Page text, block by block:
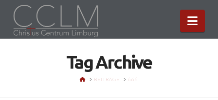
Tag Archive
HOMEBEITRÄGE 666